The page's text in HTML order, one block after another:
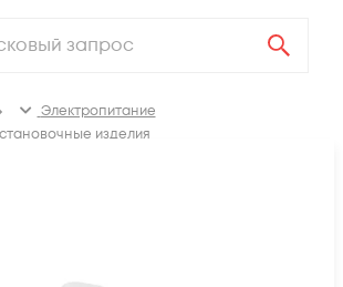
Электропитание
изделия